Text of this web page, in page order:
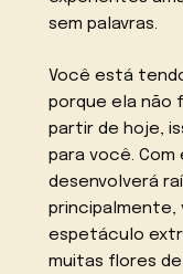
sem palavras.
Você está
porque ela não
partir de hoje,
para você.
desenvolverá
principalmente,
espetáculo
muitas flores